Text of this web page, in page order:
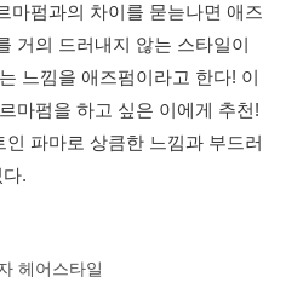
마펌과의 차이를 묻늗나면 애즈
거의 드러내지 않는 스타일이
느낌을 애즈펌이라고 한다! 이
마펌을 하고 싶은 이에게 추천!
파마로 상큼한 느낌과 부드러
.